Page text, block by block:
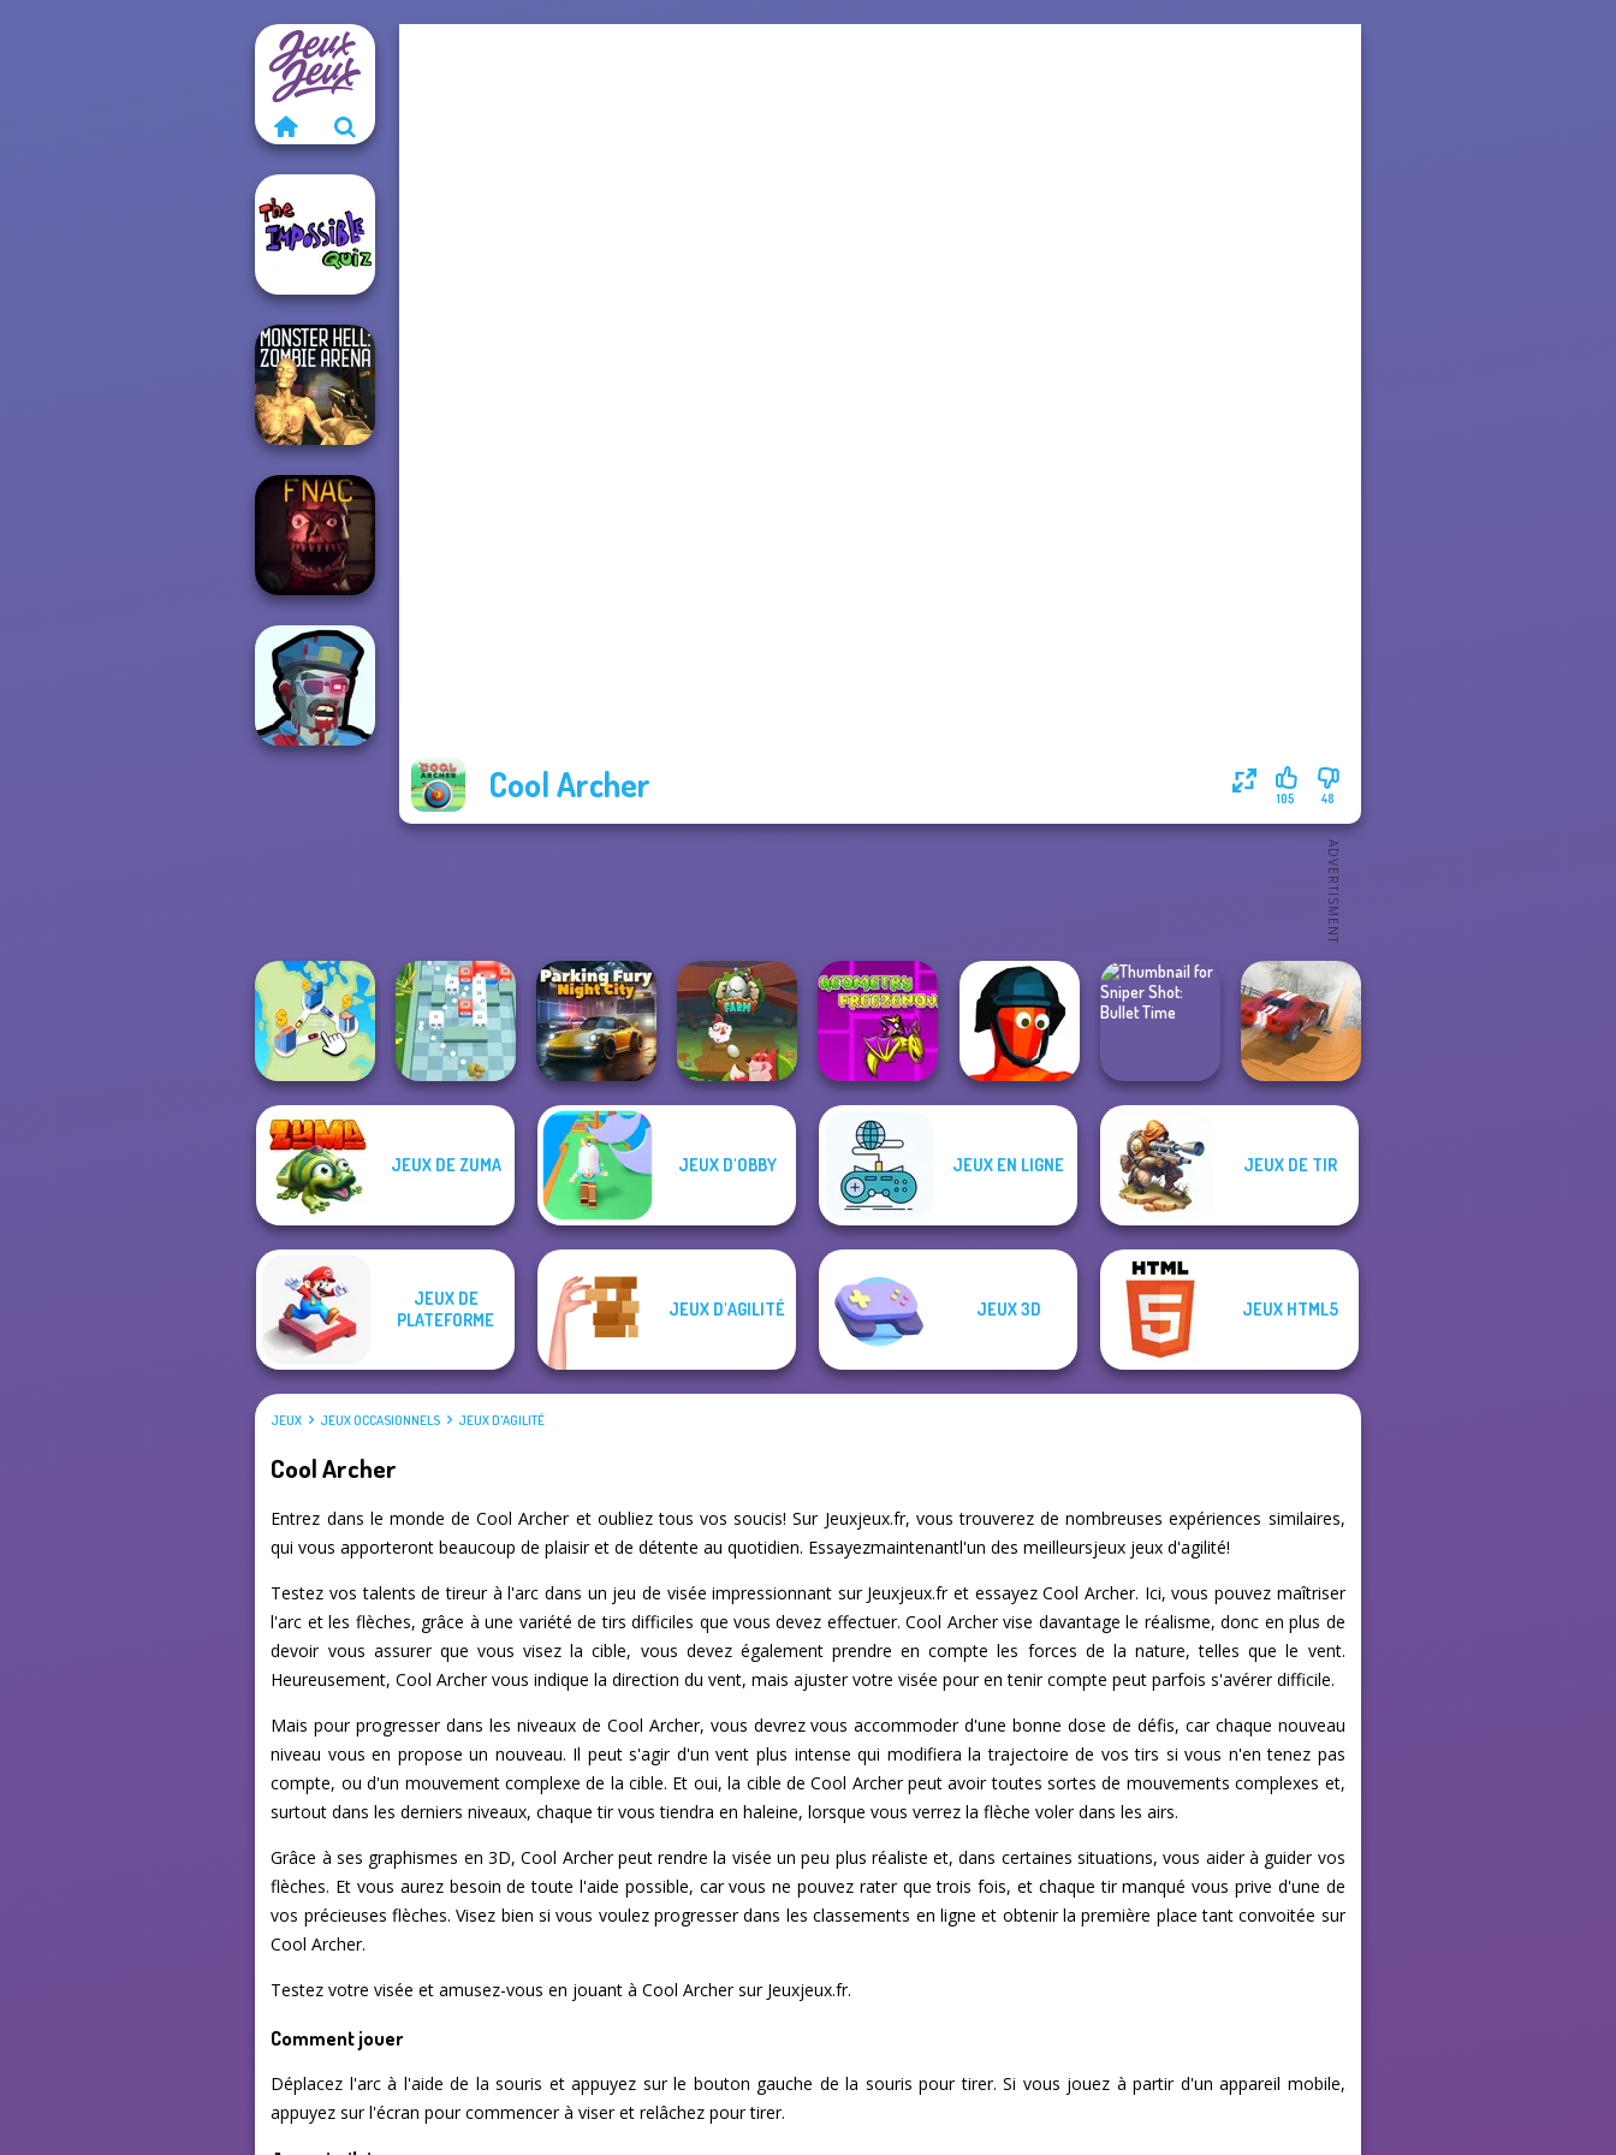
Cool Archer 48
105
The Impossible
Quiz Classic
Monster Hell:
Zombie Arena
Five Nights At
Christmas
State Connect
Parking Fury 3D:
Night City
Geometry Dash:
FreezeNova
Game
Sniper Shot:
Bullet Time
City Driver:
JEUX DE ZUMA JEUX D'OBBY JEUX EN LIGNE JEUX DE TIR
JEUX DE
PLATEFORME
JEUX D'AGILITÉ JEUX 3D JEUX HTML5
JEUX JEUX OCCASIONNELS JEUX D'AGILITÉ
Cool Archer
Entrez dans le monde de Cool Archer et oubliez tous vos soucis! Sur Jeuxjeux.fr, vous trouverez de nombreuses expériences similaires,
qui vous apporteront beaucoup de plaisir et de détente au quotidien. Essayezmaintenantl'un des meilleursjeux jeux d'agilité!
Testez vos talents de tireur à l'arc dans un jeu de visée impressionnant sur Jeuxjeux.fr et essayez Cool Archer. Ici, vous pouvez maîtriser
l'arc et les flèches, grâce à une variété de tirs difficiles que vous devez effectuer. Cool Archer vise davantage le réalisme, donc en plus de
devoir vous assurer que vous visez la cible, vous devez également prendre en compte les forces de la nature, telles que le vent.
Heureusement, Cool Archer vous indique la direction du vent, mais ajuster votre visée pour en tenir compte peut parfois s'avérer difficile.
Mais pour progresser dans les niveaux de Cool Archer, vous devrez vous accommoder d'une bonne dose de défis, car chaque nouveau
niveau vous en propose un nouveau. Il peut s'agir d'un vent plus intense qui modifiera la trajectoire de vos tirs si vous n'en tenez pas
compte, ou d'un mouvement complexe de la cible. Et oui, la cible de Cool Archer peut avoir toutes sortes de mouvements complexes et,
surtout dans les derniers niveaux, chaque tir vous tiendra en haleine, lorsque vous verrez la flèche voler dans les airs.
Grâce à ses graphismes en 3D, Cool Archer peut rendre la visée un peu plus réaliste et, dans certaines situations, vous aider à guider vos
flèches. Et vous aurez besoin de toute l'aide possible, car vous ne pouvez rater que trois fois, et chaque tir manqué vous prive d'une de
vos précieuses flèches. Visez bien si vous voulez progresser dans les classements en ligne et obtenir la première place tant convoitée sur
Cool Archer.
Testez votre visée et amusez-vous en jouant à Cool Archer sur Jeuxjeux.fr.
Comment jouer
Déplacez l'arc à l'aide de la souris et appuyez sur le bouton gauche de la souris pour tirer. Si vous jouez à partir d'un appareil mobile,
appuyez sur l'écran pour commencer à viser et relâchez pour tirer.